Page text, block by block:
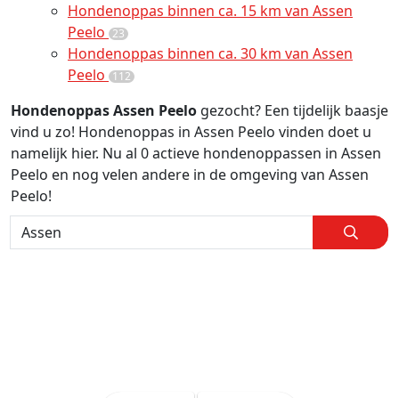
Hondenoppas binnen ca. 15 km van Assen
Peelo 23
Hondenoppas binnen ca. 30 km van Assen
Peelo 112
Hondenoppas Assen Peelo gezocht? Een tijdelijk baasje
vind u zo! Hondenoppas in Assen Peelo vinden doet u
namelijk hier. Nu al 0 actieve hondenoppassen in Assen
Peelo en nog velen andere in de omgeving van Assen
Peelo!